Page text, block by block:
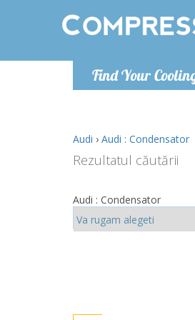
Find Your
Audi › Audi : Condensator
Rezultatul căutării
Audi : Condensator